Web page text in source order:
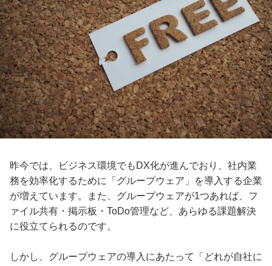
昨今では、ビジネス環境でもDX化が進んでおり、社内業
務を効率化するために「グループウェア」を導入する企業
が増えています。また、グループウェアが1つあれば、フ
ァイル共有・掲示板・ToDo管理など、あらゆる課題解決
に役立てられるのです。
しかし、グループウェアの導入にあたって「どれが自社に